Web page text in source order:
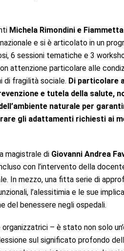
Michela Rimondini e
e si è articolato in un
6 sessioni tematiche e 3
attenzione particolare alle
di fragilità sociale. Di particolare
e tutela della salute,
naturale per
gli adattamenti richiesti ai
magistrale di Giovanni Andrea
con l’intervento della
In mezzo, una fitta serie di
l’alessitimia e le sue
del benessere negli ospedali.
– è stato non solo
sul significato profondo